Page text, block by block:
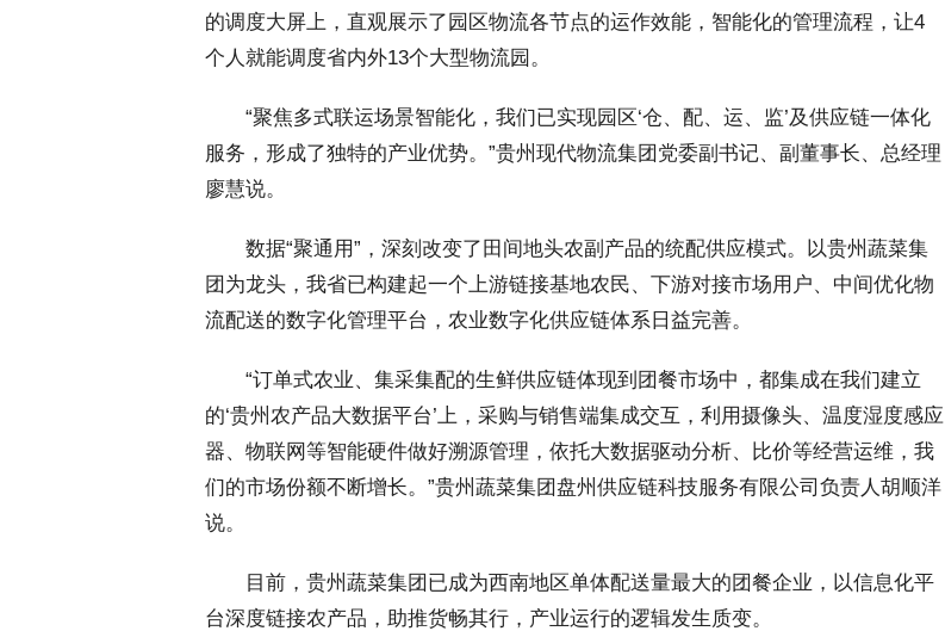
的调度大屏上，直观展示了园区物流各节点的运作效能，智能化的管理流程，让4
个人就能调度省内外13个大型物流园。
“聚焦多式联运场景智能化，我们已实现园区‘仓、配、运、监’及供应链一体化
服务，形成了独特的产业优势。”贵州现代物流集团党委副书记、副董事长、总经理
廖慧说。
数据“聚通用”，深刻改变了田间地头农副产品的统配供应模式。以贵州蔬菜集
团为龙头，我省已构建起一个上游链接基地农民、下游对接市场用户、中间优化物
流配送的数字化管理平台，农业数字化供应链体系日益完善。
“订单式农业、集采集配的生鲜供应链体现到团餐市场中，都集成在我们建立
的‘贵州农产品大数据平台’上，采购与销售端集成交互，利用摄像头、温度湿度感应
器、物联网等智能硬件做好溯源管理，依托大数据驱动分析、比价等经营运维，我
们的市场份额不断增长。”贵州蔬菜集团盘州供应链科技服务有限公司负责人胡顺洋
说。
目前，贵州蔬菜集团已成为西南地区单体配送量最大的团餐企业，以信息化平
台深度链接农产品，助推货畅其行，产业运行的逻辑发生质变。